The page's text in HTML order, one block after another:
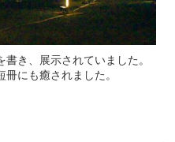
き、展示されていました。
にも癒されました。